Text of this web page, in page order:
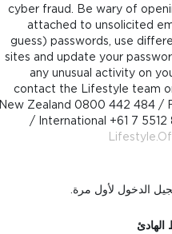
cyber fraud. Be wary of
attached to unsolicited
guess) passwords, use
sites and update your
any unusual activity on
contact the Lifestyle team
New Zealand 0800 442 484 /
/ International +61 7
الدخول لأول مرة.